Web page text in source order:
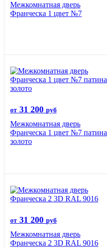
Межкомнатная дверь
Франческа 1 цвет №7
от 31 200 руб
Межкомнатная дверь
Франческа 1 цвет №7 патина
золото
от 31 200 руб
Межкомнатная дверь
Франческа 2 3D RAL 9016